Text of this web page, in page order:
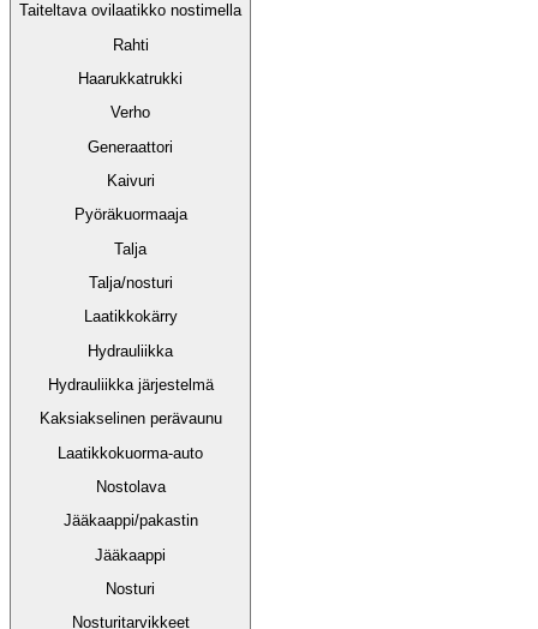
Taiteltava ovilaatikko nostimella
Rahti
Haarukkatrukki
Verho
Generaattori
Kaivuri
Pyöräkuormaaja
Talja
Talja/nosturi
Laatikkokärry
Hydrauliikka
Hydrauliikka järjestelmä
Kaksiakselinen perävaunu
Laatikkokuorma-auto
Nostolava
Jääkaappi/pakastin
Jääkaappi
Nosturi
Nosturitarvikkeet